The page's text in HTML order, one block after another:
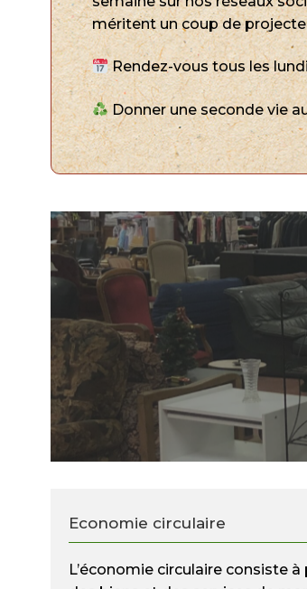
méritent un coup de
Rendez-vous tous les
Donner une seconde vie
Economie circulaire
L’économie circulaire consiste